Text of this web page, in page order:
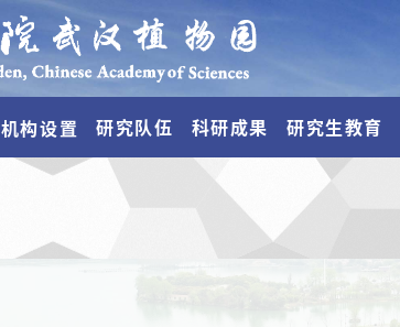
机构设置 研究队伍 科研成果 研究生教育